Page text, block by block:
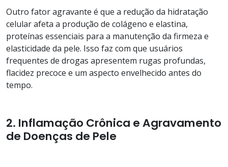
Outro fator agravante é que a redução da hidratação
celular afeta a produção de colágeno e elastina,
proteínas essenciais para a manutenção da firmeza e
elasticidade da pele. Isso faz com que usuários
frequentes de drogas apresentem rugas profundas,
flacidez precoce e um aspecto envelhecido antes do
tempo.
2. Inflamação Crônica e Agravamento
de Doenças de Pele